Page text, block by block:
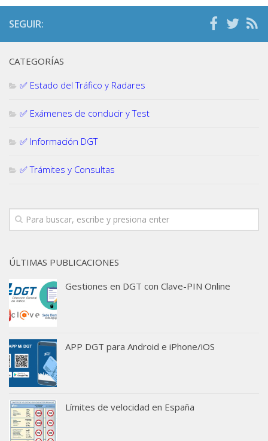
SEGUIR:
CATEGORÍAS
✅ Estado del Tráfico y Radares
✅ Exámenes de conducir y Test
✅ Información DGT
✅ Trámites y Consultas
ÚLTIMAS PUBLICACIONES
Gestiones en DGT con Clave-PIN Online
APP DGT para Android e iPhone/iOS
Límites de velocidad en España